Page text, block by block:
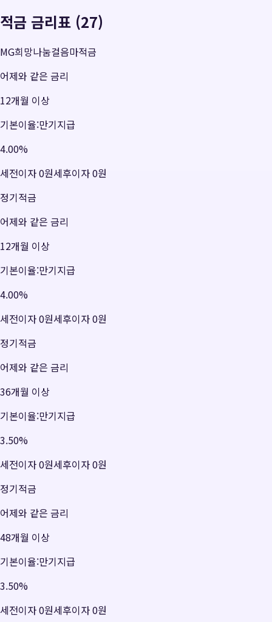
적금 금리표 (27)
MG희망나눔걸음마적금
어제와 같은 금리
12개월 이상
기본이율:만기지급
4.00%
세전이자0원세후이자0원
정기적금
어제와 같은 금리
12개월 이상
기본이율:만기지급
4.00%
세전이자0원세후이자0원
정기적금
어제와 같은 금리
36개월 이상
기본이율:만기지급
3.50%
세전이자0원세후이자0원
정기적금
어제와 같은 금리
48개월 이상
기본이율:만기지급
3.50%
세전이자0원세후이자0원